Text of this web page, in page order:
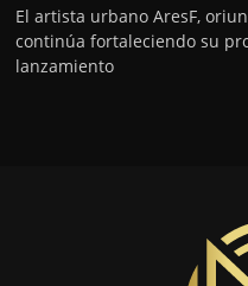
El artista urbano AresF,
continúa fortaleciendo su
lanzamiento